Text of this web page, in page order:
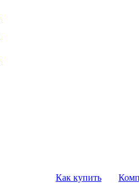
Как купить